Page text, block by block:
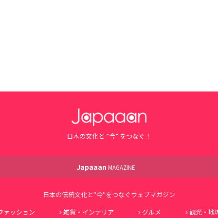
日本の文化と ”今” をつなぐ！
Japaaan MAGAZINE
日本の伝統文化と"今"をつなぐウェブマガジン
ァッション 雑貨・インテリア グルメ 観光・地